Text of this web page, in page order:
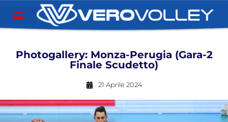
Photogallery: Monza-Perugia (Gara-2
Finale Scudetto)
21 Aprile 2024